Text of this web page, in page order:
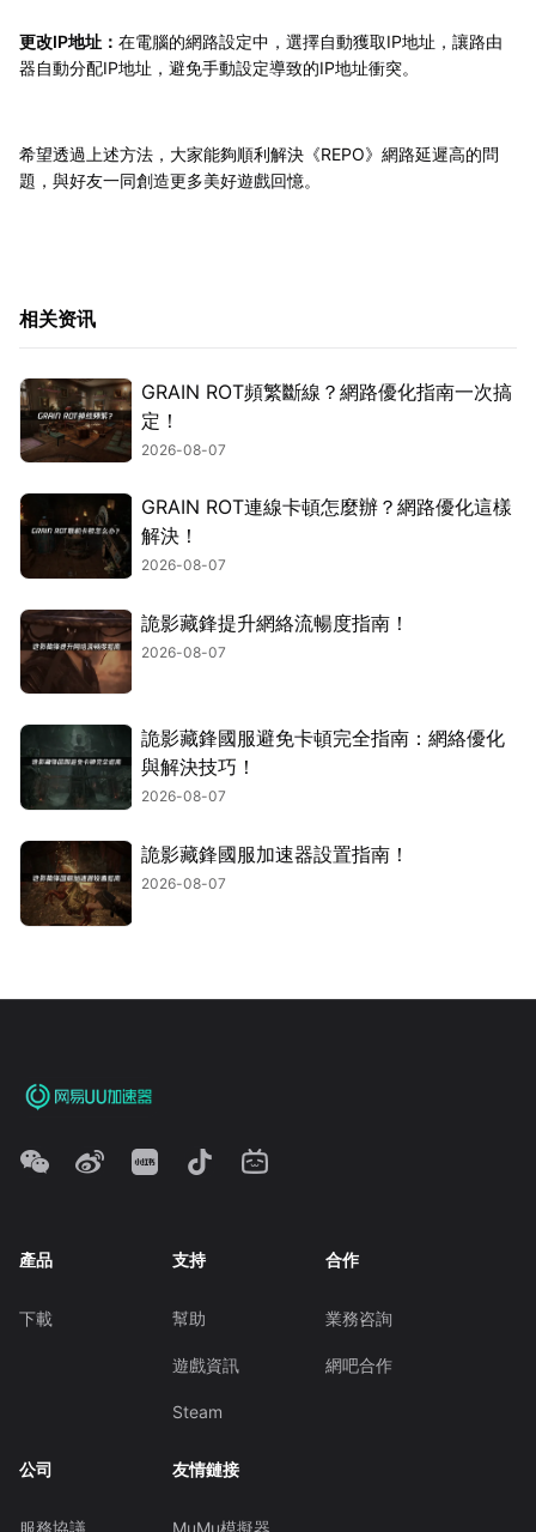
更改IP地址： 在電腦的網路設定中，選擇自動獲取IP地址，讓路由
器自動分配IP地址，避免手動設定導致的IP地址衝突。
希望透過上述方法，大家能夠順利解決《REPO》網路延遲高的問
題，與好友一同創造更多美好遊戲回憶。
相关资讯
GRAIN ROT頻繁斷線？網路優化指南一次搞
定！
2026-08-07
GRAIN ROT連線卡頓怎麼辦？網路優化這樣
解決！
2026-08-07
詭影藏鋒提升網絡流暢度指南！
2026-08-07
詭影藏鋒國服避免卡頓完全指南：網絡優化
與解決技巧！
2026-08-07
詭影藏鋒國服加速器設置指南！
2026-08-07
產品
下載
支持
幫助
遊戲資訊
Steam
合作
業務咨詢
網吧合作
公司
服務協議
友情鏈接
MuMu模擬器